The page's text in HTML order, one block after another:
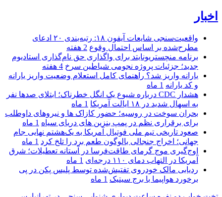
اخبار
واقعیت‌سنجی شایعات آیفون ۱۸: رتبه‌بندی ۲۰ ادعای
مطرح‌شده بر اساس احتمال وقوع 2 هفته
برنامه منچستریونایتد برای واگذاری حق نام‌گذاری استادیوم
جدید؛ جزئیات پروژه نجومی شیاطین سرخ 4 هفته
یارانه واریز شد؟ راهنمای کامل استعلام وضعیت واریز یارانه
و کد یارانه 1 ماه
هشدار CDC درباره شیوع یک انگل خطرناک؛ ابتلای صدها نفر
به اسهال شدید در ۱۸ ایالت آمریکا
1 ماه
بحران سوخت در روسیه؛ حضور کازاک‌ ها و نیروهای داوطلب
برای برقراری نظم در پمپ بنزین‌ های دریای سیاه 1 ماه
صعود تاریخی تیم ملی فوتبال آمریکا به یک‌هشتم نهایی جام
جهانی؛ اخراج جنجالی بالوگون طعم برد را تلخ کرد 1 ماه
اوج‌گیری موج گرمای طاقت‌فرسا در آستانه تعطیلات؛ شرق
آمریکا در التهاب دمای ۱۱۰ درجه‌ای
1 ماه
ردیابی مالک خودروی تفتیش‌شده توسط پلیس پکن در پی
برخورد هواپیما با برج سیتیک 1 ماه